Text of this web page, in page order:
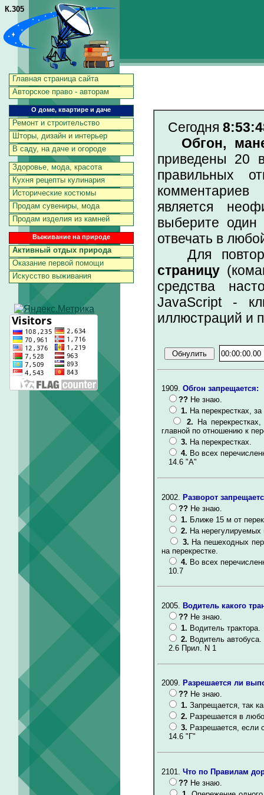
К.305
Главная страница сайта
Авторское право - авторам
О доме, квартире и даче
Ремонт и строительство
Шторы, дизайн и интерьер
В саду, на даче и огороде
Здоровье, мода, красота
Кухня рецепты кулинария
Исторические костюмы
Продам сувениры, мода
Продам изделия из камней
Выживание на природе
Активный отдых природа
Оказание первой помощи
Искусство выживания
Сегодня
Обгон,
приведены 20
правильных
комментариев
является
выберите
отвечать в
Для
страницу
средства
JavaScript -
иллюстраций и
1909. Обгон запрещается:
?? Не знаю.
1. На перекрестках,
2.
На
главной по отношению к
3. На перекрестках.
4. Во всех
14.6 "А"
2002. Разворот
?? Не знаю.
1. Ближе 15 м от
2. На нерегулируемых
3. На пешеходных
на перекрестке.
4. Во всех
10.7
2005.
Водитель какого
?? Не знаю.
1. Водитель трактора.
2. Водитель автобуса.
2.6 Прил. N 1
2009. Разрешается ли
?? Не знаю.
1. Запрещается, так
2. Разрешается в
3. Разрешается, если
14.6 "Г"
2101. Что по Правилам
?? Не знаю.